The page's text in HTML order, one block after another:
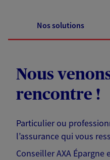
Nos solutions
Nous
rencontre !
Particulier ou
l’assurance qui vous
Conseiller AXA